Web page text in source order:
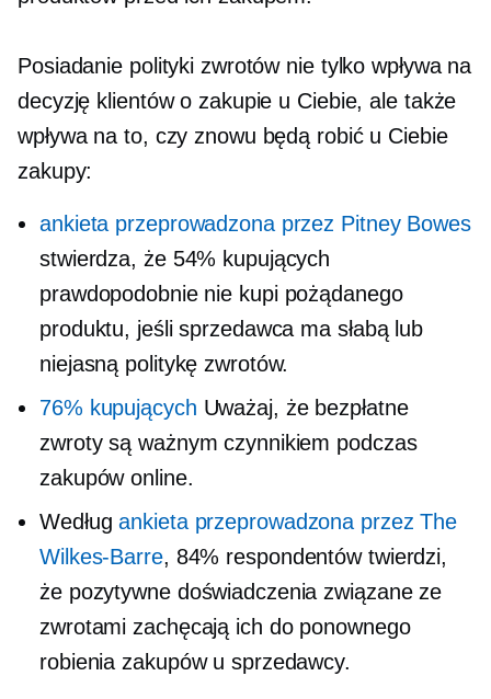
Posiadanie polityki zwrotów nie tylko wpływa na
decyzję klientów o zakupie u Ciebie, ale także
wpływa na to, czy znowu będą robić u Ciebie
zakupy:
ankieta przeprowadzona przez Pitney Bowes
stwierdza, że ​​54% kupujących
prawdopodobnie nie kupi pożądanego
produktu, jeśli sprzedawca ma słabą lub
niejasną politykę zwrotów.
76% kupujących Uważaj, że bezpłatne
zwroty są ważnym czynnikiem podczas
zakupów online.
Wedługankieta przeprowadzona przez The
Wilkes-Barre, 84% respondentów twierdzi,
że pozytywne doświadczenia związane ze
zwrotami zachęcają ich do ponownego
robienia zakupów u sprzedawcy.